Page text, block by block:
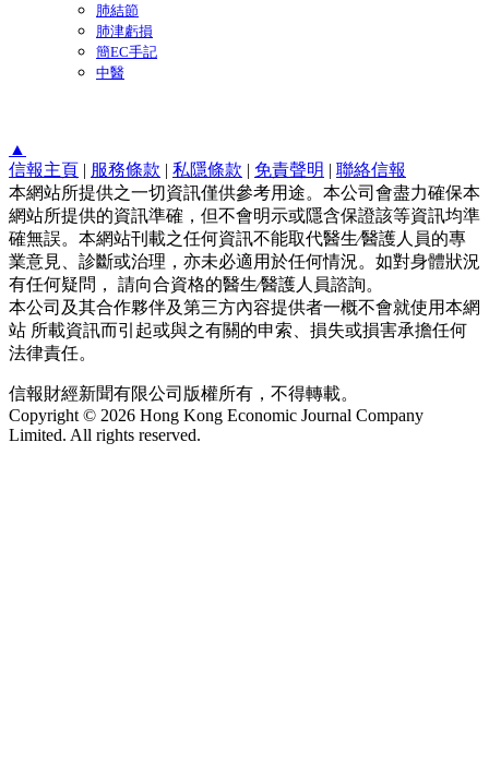
肺結節
肺津虧損
簡EC手記
中醫
▲
信報主頁 | 服務條款 | 私隱條款 | 免責聲明 | 聯絡信報
本網站所提供之一切資訊僅供參考用途。本公司會盡力確保本
網站所提供的資訊準確，但不會明示或隱含保證該等資訊均準
確無誤。本網站刊載之任何資訊不能取代醫生∕醫護人員的專
業意見、診斷或治理，亦未必適用於任何情況。如對身體狀況
有任何疑問， 請向合資格的醫生∕醫護人員諮詢。
本公司及其合作夥伴及第三方內容提供者一概不會就使用本網
站 所載資訊而引起或與之有關的申索、損失或損害承擔任何
法律責任。
信報財經新聞有限公司版權所有，不得轉載。
Copyright © 2026 Hong Kong Economic Journal Company
Limited. All rights reserved.